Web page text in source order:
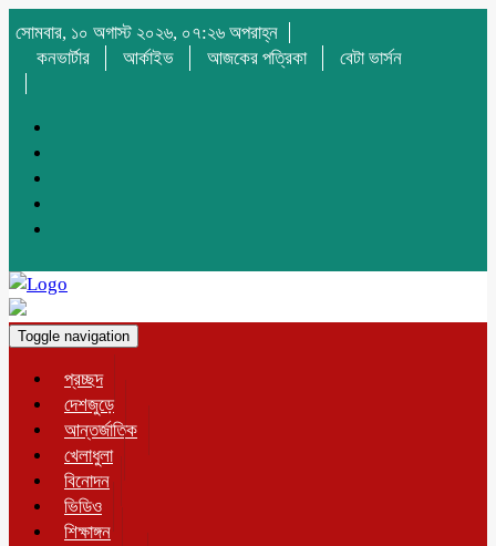
সোমবার, ১০ অগাস্ট ২০২৬, ০৭:২৬ অপরাহ্ন
কনভার্টার
আর্কাইভ আজকের পত্রিকা বেটা ভার্সন
Toggle navigation
প্রচ্ছদ
দেশজুড়ে
আন্তর্জাতিক
খেলাধুলা
বিনোদন
ভিডিও
শিক্ষাঙ্গন